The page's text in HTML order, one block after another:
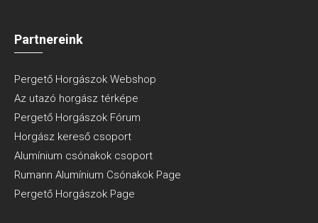
Partnereink
Pergető Horgászok Webshop
Az utazó horgász térképe
Pergető Horgászok Fórum
Horgász kereső csoport
Alumínium csónakok csoport
Rumann Alumínium Csónakok Page
Pergető Horgászok Page